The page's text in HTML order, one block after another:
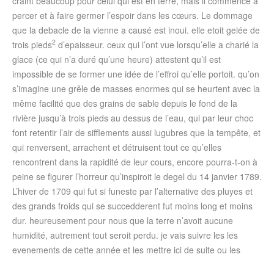
percer et à faire germer l’espoir dans les cœurs. Le dommage
que la debacle de la vienne a causé est inoui. elle etoit gelée de
trois pieds2 d’epaisseur. ceux qui l’ont vue lorsqu’elle a charié la
glace (ce qui n’a duré qu’une heure) attestent qu’il est
impossible de se former une idée de l’effroi qu’elle portoit. qu’on
s’imagine une grêle de masses enormes qui se heurtent avec la
même facilité que des grains de sable depuis le fond de la
rivière jusqu’à trois pieds au dessus de l’eau, qui par leur choc
font retentir l’air de sifflements aussi lugubres que la tempête, et
qui renversent, arrachent et détruisent tout ce qu’elles
rencontrent dans la rapidité de leur cours, encore pourra-t-on à
peine se figurer l’horreur qu’inspiroit le degel du 14 janvier 1789.
L’hiver de 1709 qui fut si funeste par l’alternative des pluyes et
des grands froids qui se succedderent fut moins long et moins
dur. heureusement pour nous que la terre n’avoit aucune
humidité, autrement tout seroit perdu. je vais suivre les les
evenements de cette année et les mettre ici de suite ou les